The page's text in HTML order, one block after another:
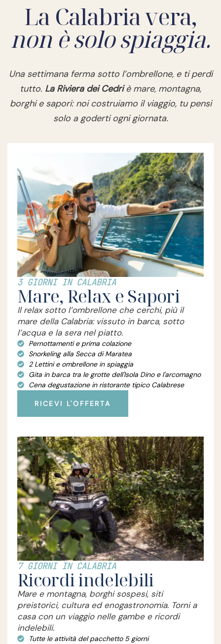
La Calabria vera,
non è solo spiaggia.
Una settimana ferma sotto l’ombrellone, e ti perdi
tutto. La Riviera dei Cedriè mare, montagna,
borghi e sapori: noi costruiamo il viaggio, tu pensi
solo a goderti ogni giornata.
3 GIORNI IN CALABRIA
Mare, Relax e Sapori
Il relax sotto l’ombrellone che cerchi, più il
mare della Calabria: vissuto in barca, sotto
l’acqua e la sera nel piatto.
Pernottamenti e prima colazione
Snorkeling alla Secca di Maratea
2 Lettini e ombrellone in spiaggia
Gita in barca tra le grotte dell'Isola Dino e l'arcomagno
Cena degustazione in ristorante tipico Calabrese
RICEVI L'OFFERTA
7 GIORNI IN CALABRIA
Ricordi indelebili
Mare e montagna, borghi sospesi, siti
preistorici, cultura ed enogastronomia. Torni a
casa con un viaggio nelle gambe e ricordi
indelebili.
Tutte le attività del pacchetto 5 giorni